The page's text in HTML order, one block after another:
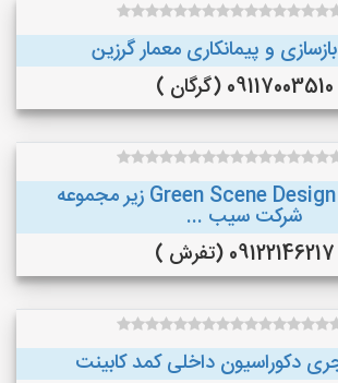
و پیمانکاری معمار گرزین
09117003510 (گرگان )
گروه طراحی Green Scene Design زیر مجموعه
شرکت سیب ...
09122146217 (تفرش )
دکوراسیون داخلی کمد کابینت